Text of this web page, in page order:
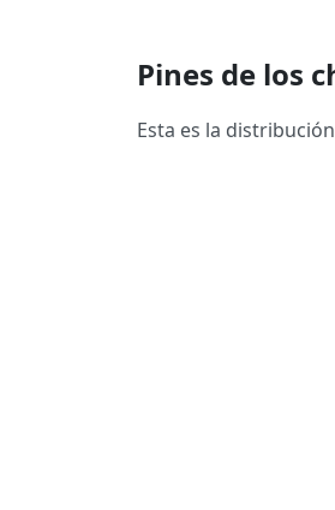
Pines de los
Esta es la